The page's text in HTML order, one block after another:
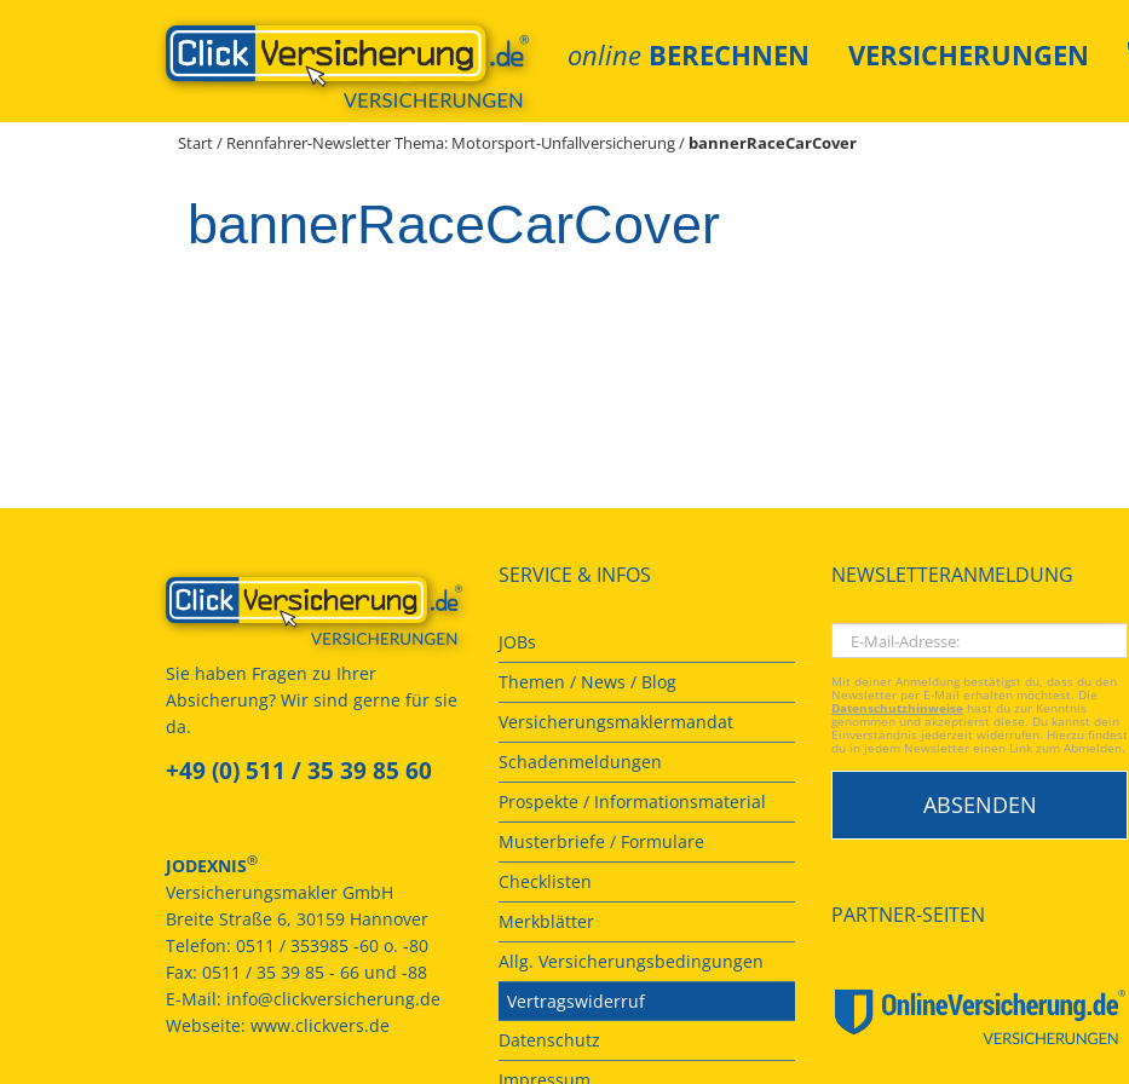
online BERECHNEN VERSICHERUNGEN
Start/ Rennfahrer-Newsletter Thema: Motorsport-Unfallversicherung/ bannerRaceCarCover
bannerRaceCarCover
Sie haben Fragen zu Ihrer
Absicherung? Wir sind gerne für sie
da.
+49 (0) 511 / 35 39 85 60
JODEXNIS®
Versicherungsmakler GmbH
Breite Straße 6, 30159 Hannover
Telefon: 0511 / 353985 -60 o. -80
Fax: 0511 / 35 39 85 - 66 und -88
E-Mail: info@clickversicherung.de
Webseite: www.clickvers.de
SERVICE & INFOS
JOBs
Themen / News / Blog
Versicherungsmaklermandat
Schadenmeldungen
Prospekte / Informationsmaterial
Musterbriefe / Formulare
Checklisten
Merkblätter
Allg. Versicherungsbedingungen
Vertragswiderruf
Datenschutz
NEWSLETTERANMELDUNG
Mit deiner Anmeldung bestätigst du, dass du den
Newsletter per E-Mail erhalten möchtest. Die
Datenschutzhinweise hast du zur Kenntnis
genommen und akzeptierst diese. Du kannst dein
Einverständnis jederzeit widerrufen. Hierzu findest
du in jedem Newsletter einen Link zum Abmelden.
PARTNER-SEITEN